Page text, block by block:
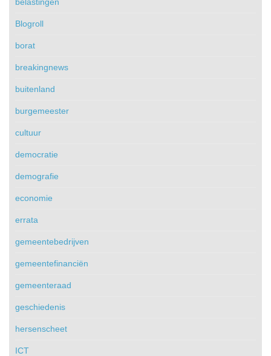
Blogroll
borat
breakingnews
buitenland
burgemeester
cultuur
democratie
demografie
economie
errata
gemeentebedrijven
gemeentefinanciën
gemeenteraad
geschiedenis
hersenscheet
ICT